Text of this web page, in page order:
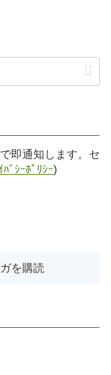
即通知します。セ
ﾊﾞｼｰﾎﾟﾘｼｰ)